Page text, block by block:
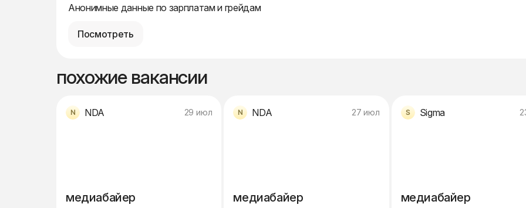
Анонимные данные по зарплатам и грейдам
Посмотреть
похожие вакансии
NDA 29 июл
медиабайер
NDA 27 июл
медиабайер
Sigma
медиабайер